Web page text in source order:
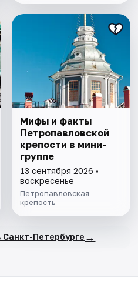
Мифы и факты
Петропавловской
крепости в мини-
группе
13 сентября 2026 •
воскресенье
Петропавловская
крепость
Петербурге →